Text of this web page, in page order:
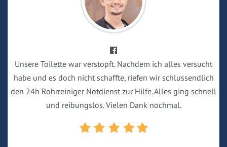
Unsere Toilette war verstopft. Nachdem ich alles versucht
habe und es doch nicht schaffte, riefen wir schlussendlich
den 24h Rohrreiniger Notdienst zur Hilfe. Alles ging schnell
und reibungslos. Vielen Dank nochmal.